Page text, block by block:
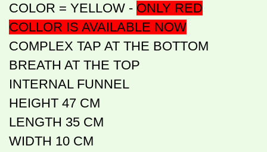
ONLY RED
COLLOR IS AVAILABLE NOW
COMPLEX TAP AT THE BOTTOM
BREATH AT THE TOP
INTERNAL FUNNEL
HEIGHT 47 CM
LENGTH 35 CM
WIDTH 10 CM